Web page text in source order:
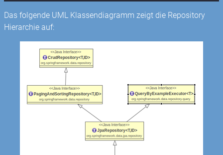
Das folgende UML Klassendiagramm zeigt die Repository
Hierarchie auf: